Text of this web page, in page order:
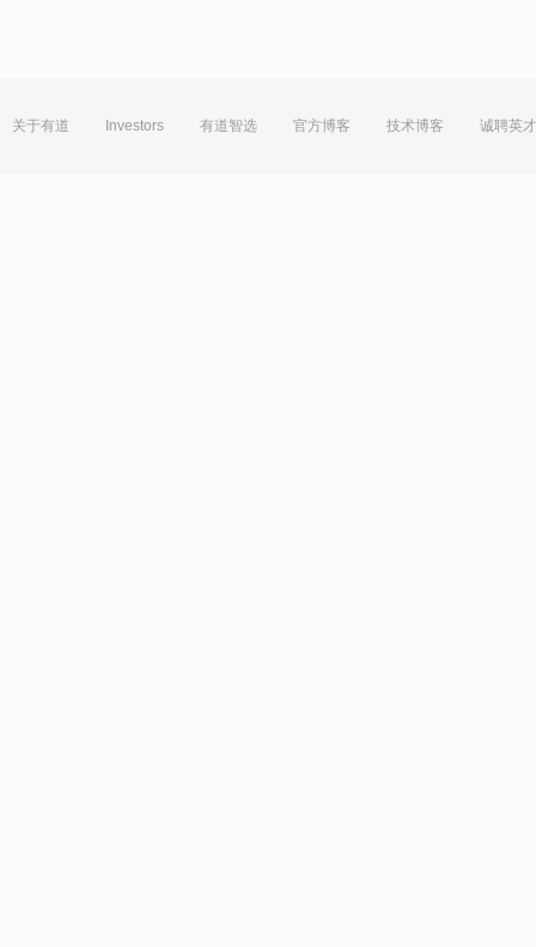
关于有道 Investors 有道智选 官方博客 技术博客 诚聘英才